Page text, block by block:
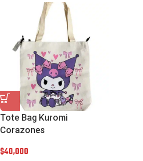
Tote Bag Kuromi
Corazones
$40,000